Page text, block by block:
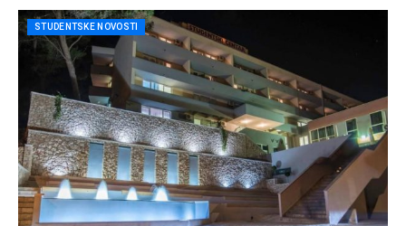
STUDENTSKE NOVOSTI